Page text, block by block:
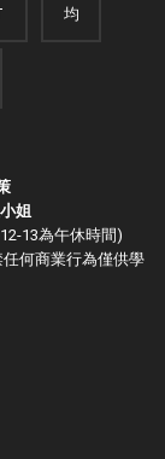
均
姐
13為午休時間)
任何商業行為僅供學